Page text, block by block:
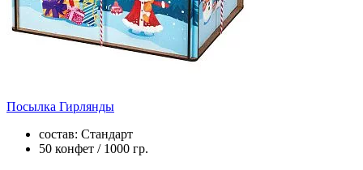
Посылка Гирлянды
состав: Стандарт
50 конфет / 1000 гр.